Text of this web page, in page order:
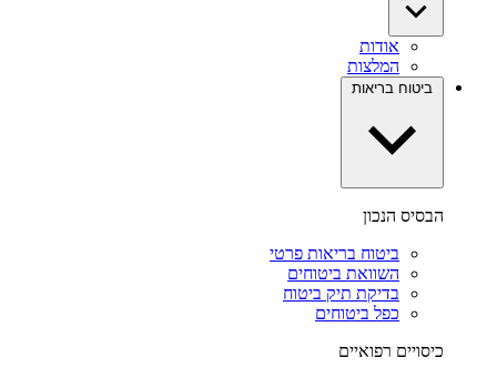
אודות
המלצות
ביטוח בריאות
הבסיס הנכון
ביטוח בריאות פרטי
השוואת ביטוחים
בדיקת תיק ביטוח
כפל ביטוחים
כיסויים רפואיים